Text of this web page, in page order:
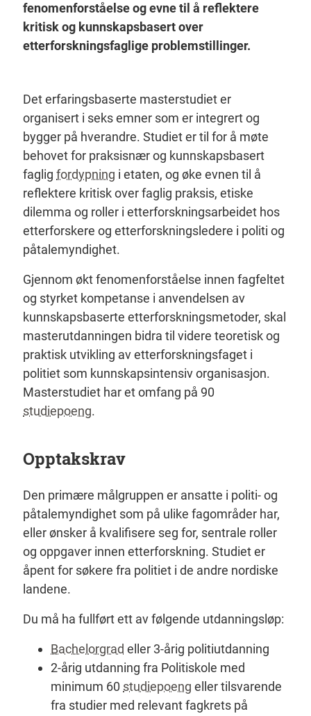
fenomenforståelse og evne til å reflektere
kritisk og kunnskapsbasert over
etterforskningsfaglige problemstillinger.
Det erfaringsbaserte masterstudiet er
organisert i seks emner som er integrert og
bygger på hverandre. Studiet er til for å møte
behovet for praksisnær og kunnskapsbasert
faglig fordypning i etaten, og øke evnen til å
reflektere kritisk over faglig praksis, etiske
dilemma og roller i etterforskningsarbeidet hos
etterforskere og etterforskningsledere i politi og
påtalemyndighet.
Gjennom økt fenomenforståelse innen fagfeltet
og styrket kompetanse i anvendelsen av
kunnskapsbaserte etterforskningsmetoder, skal
masterutdanningen bidra til videre teoretisk og
praktisk utvikling av etterforskningsfaget i
politiet som kunnskapsintensiv organisasjon.
Masterstudiet har et omfang på 90
studiepoeng.
Opptakskrav
Den primære målgruppen er ansatte i politi- og
påtalemyndighet som på ulike fagområder har,
eller ønsker å kvalifisere seg for, sentrale roller
og oppgaver innen etterforskning. Studiet er
åpent for søkere fra politiet i de andre nordiske
landene.
Du må ha fullført ett av følgende utdanningsløp:
Bachelorgrad eller 3-årig politiutdanning
2-årig utdanning fra Politiskole med
minimum 60 studiepoeng eller tilsvarende
fra studier med relevant fagkrets på